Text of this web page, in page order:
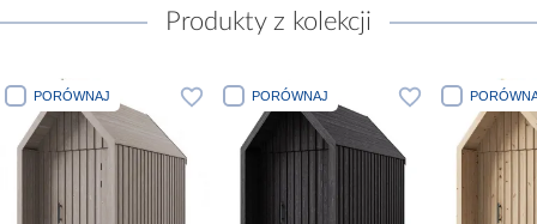
Produkty z kolekcji
PORÓWNAJ PORÓWNAJ